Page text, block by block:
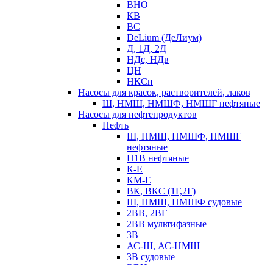
ВНО
КВ
ВС
DeLium (ДеЛиум)
Д, 1Д, 2Д
НДс, НДв
ЦН
НКСн
Насосы для красок, растворителей, лаков
Ш, НМШ, НМШФ, НМШГ нефтяные
Насосы для нефтепродуктов
Нефть
Ш, НМШ, НМШФ, НМШГ
нефтяные
Н1В нефтяные
К-Е
КМ-Е
ВК, ВКС (1Г,2Г)
Ш, НМШ, НМШФ судовые
2ВВ, 2ВГ
2ВВ мультифазные
3В
АС-Ш, АС-НМШ
3В судовые